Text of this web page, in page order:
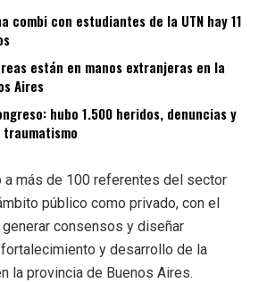
combi con estudiantes de la UTN hay 11
están en manos extranjeras en la
Aires
hubo 1.500 heridos, denuncias y
a más de 100 referentes del sector
público como privado, con el
consensos y diseñar
y desarrollo de la
la provincia de Buenos Aires.